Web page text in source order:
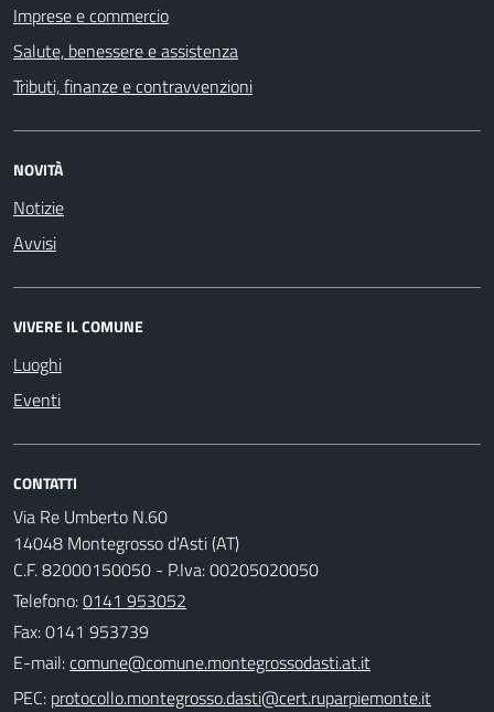
Imprese e commercio
Salute, benessere e assistenza
Tributi, finanze e contravvenzioni
NOVITÀ
Notizie
Avvisi
VIVERE IL COMUNE
Luoghi
Eventi
CONTATTI
Via Re Umberto N.60
14048 Montegrosso d'Asti (AT)
C.F. 82000150050 - P.Iva: 00205020050
Telefono:0141 953052
Fax: 0141 953739
E-mail:
PEC: